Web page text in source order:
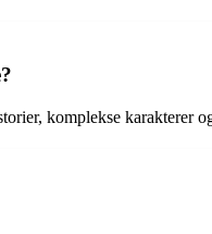
komplekse karakterer